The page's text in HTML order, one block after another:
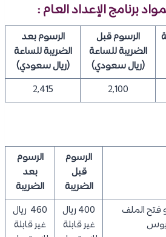
الرسوم قبل
الضريبة للساعة
(ريال سعودي)
الرسوم بعد
الضريبة للساعة
(ريال سعودي)
2,100
2,415
الرسوم
قبل
الضريبة
الرسوم
بعد
الضريبة
فتح الملف
400 ريال
غير قابلة
460 ريال
غير قابلة